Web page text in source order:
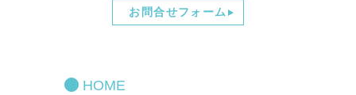
お問合せフォーム
HOME